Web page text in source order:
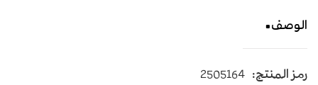
الوصف
رمز المنتج: 2505164